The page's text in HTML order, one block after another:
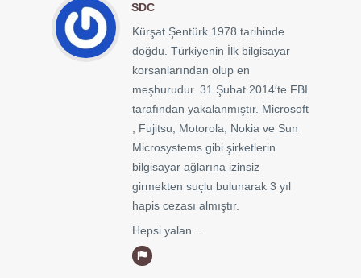
SDC
Kürşat Şentürk 1978 tarihinde
doğdu. Türkiyenin İlk bilgisayar
korsanlarından olup en
meşhurudur. 31 Şubat 2014′te FBI
tarafından yakalanmıştır. Microsoft
, Fujitsu, Motorola, Nokia ve Sun
Microsystems gibi şirketlerin
bilgisayar ağlarına izinsiz
girmekten suçlu bulunarak 3 yıl
hapis cezası almıştır.
Hepsi yalan ..